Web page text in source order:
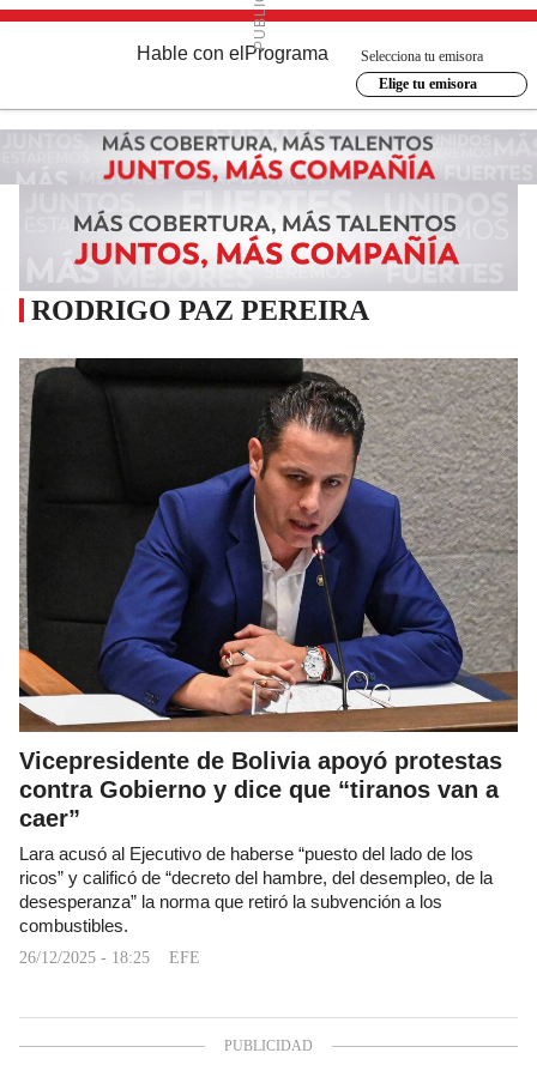
Hable con el Programa
Selecciona tu emisora
Elige tu emisora
RODRIGO PAZ PEREIRA
Vicepresidente de Bolivia apoyó protestas
contra Gobierno y dice que “tiranos van a
caer”
Lara acusó al Ejecutivo de haberse “puesto del lado de los
ricos” y calificó de “decreto del hambre, del desempleo, de la
desesperanza” la norma que retiró la subvención a los
combustibles.
26/12/2025 - 18:25 EFE